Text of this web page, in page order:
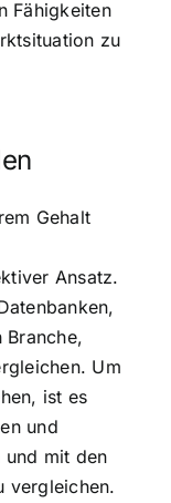
Fähigkeiten
zu
Gehalt
Ansatz.
Branche,
Um
ist es
und
und mit den
vergleichen.